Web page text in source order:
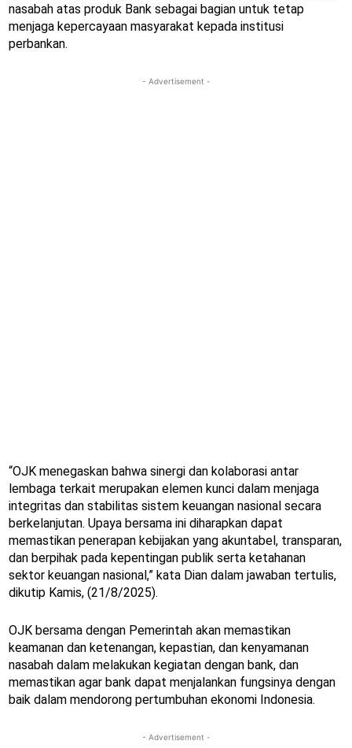
nasabah atas produk Bank sebagai bagian untuk tetap
menjaga kepercayaan masyarakat kepada institusi
perbankan.
- Advertisement -
“OJK menegaskan bahwa sinergi dan kolaborasi antar
lembaga terkait merupakan elemen kunci dalam menjaga
integritas dan stabilitas sistem keuangan nasional secara
berkelanjutan. Upaya bersama ini diharapkan dapat
memastikan penerapan kebijakan yang akuntabel, transparan,
dan berpihak pada kepentingan publik serta ketahanan
sektor keuangan nasional,” kata Dian dalam jawaban tertulis,
dikutip Kamis, (21/8/2025).
OJK bersama dengan Pemerintah akan memastikan
keamanan dan ketenangan, kepastian, dan kenyamanan
nasabah dalam melakukan kegiatan dengan bank, dan
memastikan agar bank dapat menjalankan fungsinya dengan
baik dalam mendorong pertumbuhan ekonomi Indonesia.
- Advertisement -